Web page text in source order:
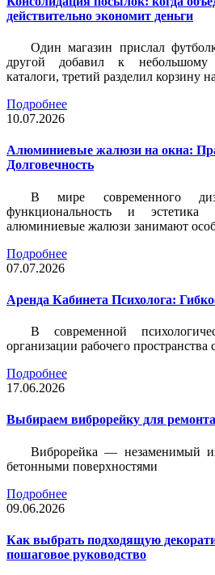
действительно экономит деньги
Один магазин прислал
другой добавил к небольшому
каталоги, третий разделил корзину
Подробнее
10.07.2026
Алюминиевые жалюзи на окна:
Долговечность
В мире современного
функциональность и
алюминиевые жалюзи занимают
Подробнее
07.07.2026
Аренда Кабинета Психолога:
В современной
организации рабочего пространства
Подробнее
17.06.2026
Выбираем виброрейку для
Виброрейка — незаменимый
бетонными поверхностями
Подробнее
09.06.2026
Как выбрать подходящую
пошаговое руководство